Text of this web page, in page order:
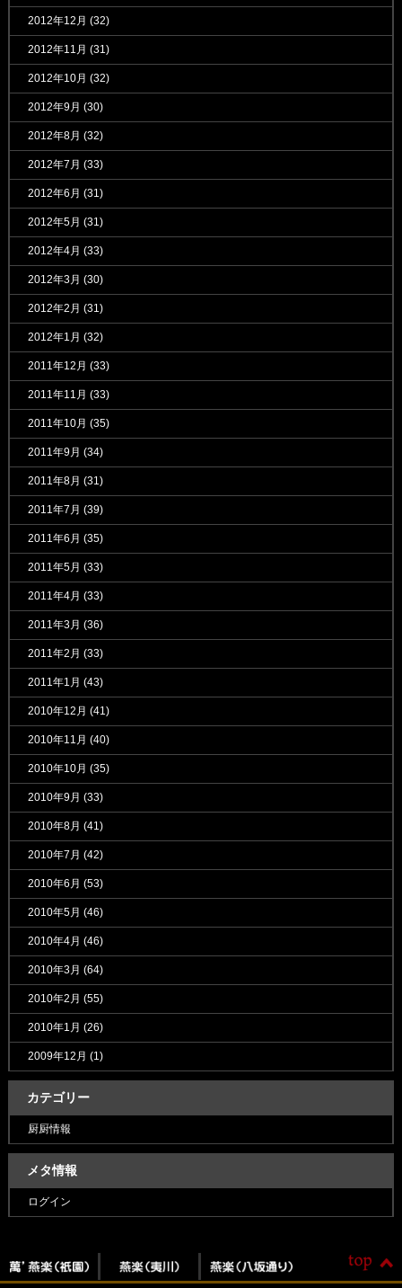
2012年12月 (32)
2012年11月 (31)
2012年10月 (32)
2012年9月 (30)
2012年8月 (32)
2012年7月 (33)
2012年6月 (31)
2012年5月 (31)
2012年4月 (33)
2012年3月 (30)
2012年2月 (31)
2012年1月 (32)
2011年12月 (33)
2011年11月 (33)
2011年10月 (35)
2011年9月 (34)
2011年8月 (31)
2011年7月 (39)
2011年6月 (35)
2011年5月 (33)
2011年4月 (33)
2011年3月 (36)
2011年2月 (33)
2011年1月 (43)
2010年12月 (41)
2010年11月 (40)
2010年10月 (35)
2010年9月 (33)
2010年8月 (41)
2010年7月 (42)
2010年6月 (53)
2010年5月 (46)
2010年4月 (46)
2010年3月 (64)
2010年2月 (55)
2010年1月 (26)
2009年12月 (1)
カテゴリー
厨厨情報
メタ情報
ログイン